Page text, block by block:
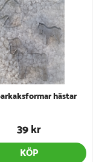
hästar
39 kr
KÖP